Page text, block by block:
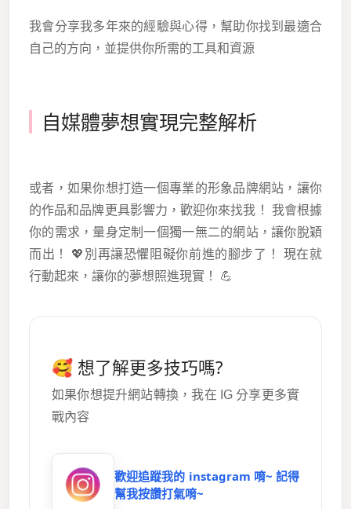
我會分享我多年來的經驗與心得，幫助你找到最適合
自己的方向，並提供你所需的工具和資源
自媒體夢想實現完整解析
或者，如果你想打造一個專業的形象品牌網站，讓你
的作品和品牌更具影響力，歡迎你來找我！ 我會根據
你的需求，量身定制一個獨一無二的網站，讓你脫穎
而出！ 💖別再讓恐懼阻礙你前進的腳步了！ 現在就
行動起來，讓你的夢想照進現實！ 💪
🥰 想了解更多技巧嗎?
如果你想提升網站轉換，我在 IG 分享更多實
戰內容
歡迎追蹤我的 instagram 唷~ 記得
幫我按讚打氣唷~